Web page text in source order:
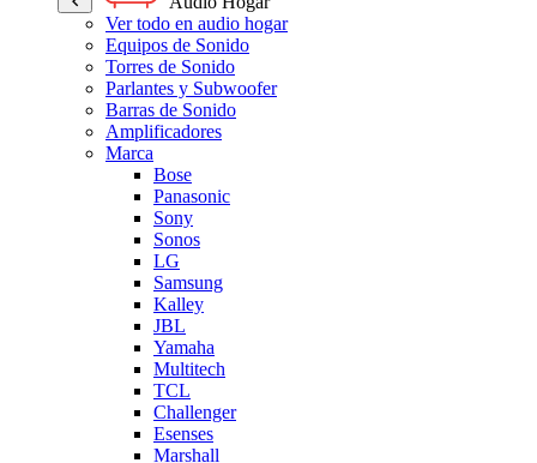
Ver todo en audio hogar
Equipos de Sonido
Torres de Sonido
Parlantes y Subwoofer
Barras de Sonido
Amplificadores
Marca
Bose
Panasonic
Sony
Sonos
LG
Samsung
Kalley
JBL
Yamaha
Multitech
TCL
Challenger
Esenses
Marshall